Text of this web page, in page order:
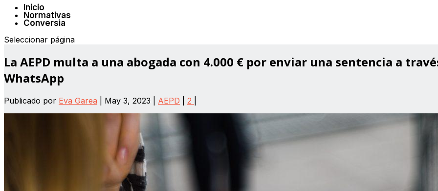
Inicio
Normativas
Conversia
Seleccionar página
La AEPD multa a una abogada con 4.000 € por enviar una sentencia a
WhatsApp
Publicado por Eva Garea May 3, 2023 AEPD 2